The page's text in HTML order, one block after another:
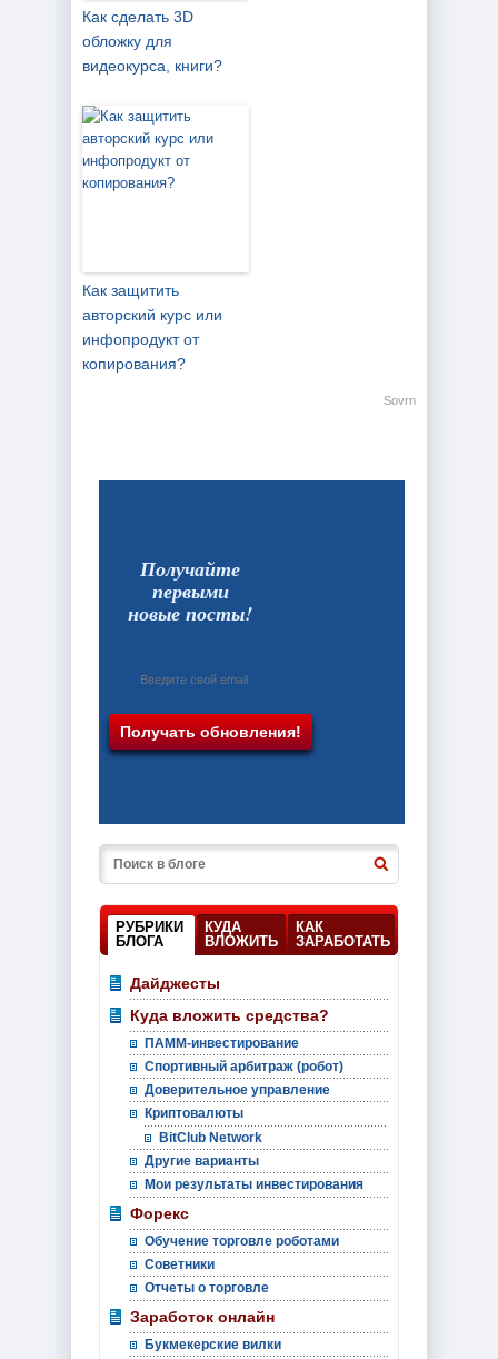
Как сделать 3D
обложку для
видеокурса, книги?
Как защитить
авторский курс или
инфопродукт от
копирования?
Sovrn
Получайте
первыми
новые посты!
РУБРИКИ
БЛОГА
КУДА
ВЛОЖИТЬ
КАК
ЗАРАБОТАТЬ
Дайджесты
Куда вложить средства?
ПАММ-инвестирование
Спортивный арбитраж (робот)
Доверительное управление
Криптовалюты
BitClub Network
Другие варианты
Мои результаты инвестирования
Форекс
Обучение торговле роботами
Советники
Отчеты о торговле
Заработок онлайн
Букмекерские вилки